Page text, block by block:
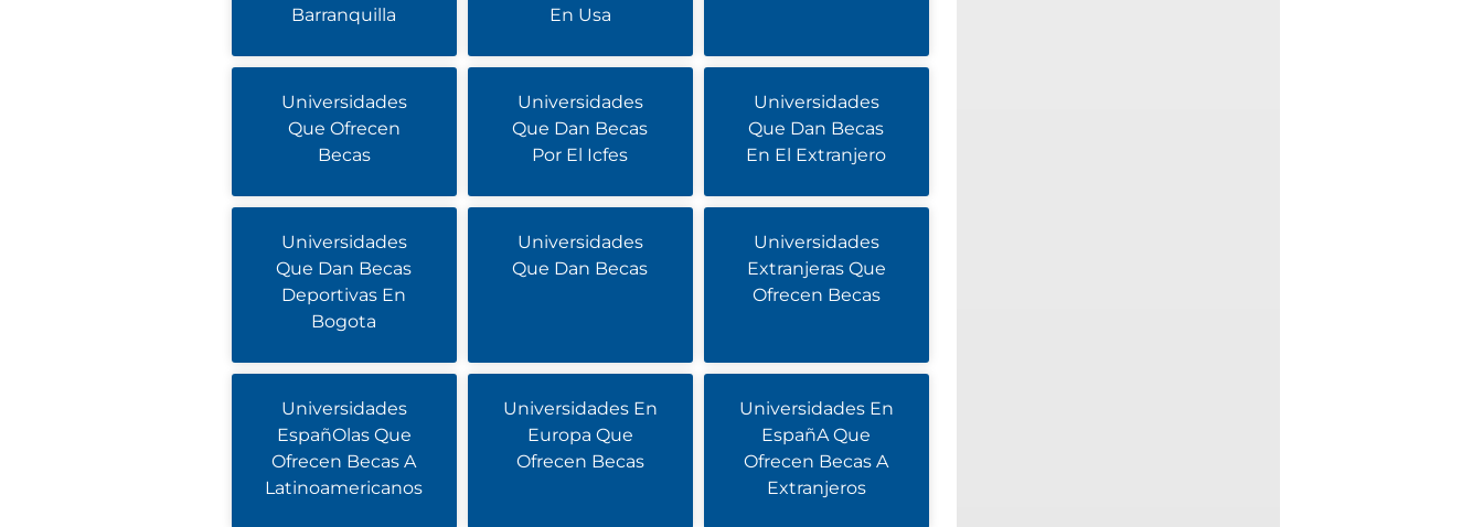
Barranquilla
En Usa
Universidades
Que Ofrecen
Becas
Universidades
Que Dan Becas
Por El Icfes
Universidades
Que Dan Becas
En El Extranjero
Universidades
Que Dan Becas
Deportivas En
Bogota
Universidades
Que Dan Becas
Universidades
Extranjeras Que
Ofrecen Becas
Universidades
EspañOlas Que
Ofrecen Becas A
Latinoamericanos
Universidades En
Europa Que
Ofrecen Becas
Universidades En
EspañA Que
Ofrecen Becas A
Extranjeros